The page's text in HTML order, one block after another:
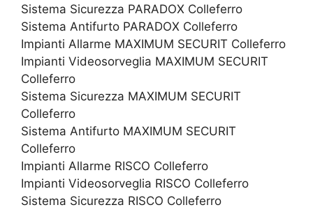
Sistema Sicurezza PARADOX Colleferro
Sistema Antifurto PARADOX Colleferro
Impianti Allarme MAXIMUM SECURIT Colleferro
Impianti Videosorveglia MAXIMUM SECURIT
Colleferro
Sistema Sicurezza MAXIMUM SECURIT
Colleferro
Sistema Antifurto MAXIMUM SECURIT
Colleferro
Impianti Allarme RISCO Colleferro
Impianti Videosorveglia RISCO Colleferro
Sistema Sicurezza RISCO Colleferro